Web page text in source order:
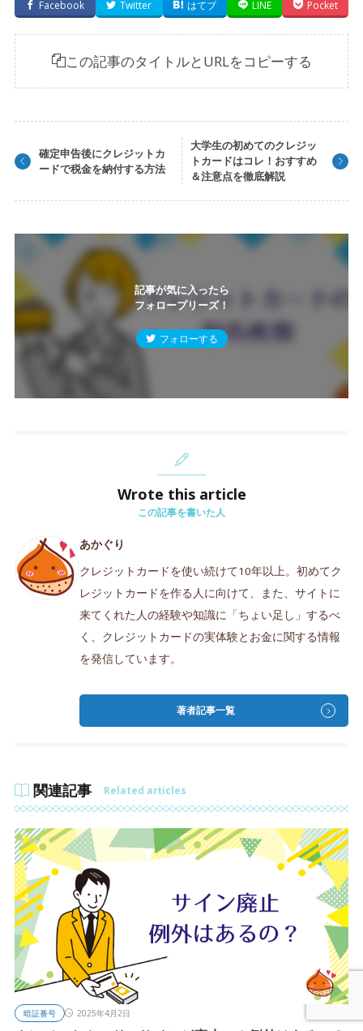
Facebook Twitter はてブ LINE Pocket
この記事のタイトルとURLをコピーする
確定申告後にクレジットカ
ードで税金を納付する方法
大学生の初めてのクレジッ
トカードはコレ！おすすめ
＆注意点を徹底解説
記事が気に入ったら
フォロープリーズ！
フォローする
Wrote this article
この記事を書いた人
あかぐり
クレジットカードを使い続けて10年以上。初めてク
レジットカードを作る人に向けて、また、サイトに
来てくれた人の経験や知識に「ちょい足し」するべ
く、クレジットカードの実体験とお金に関する情報
を発信しています。
著者記事一覧
関連記事 Related articles
暗証番号 2025年4月2日